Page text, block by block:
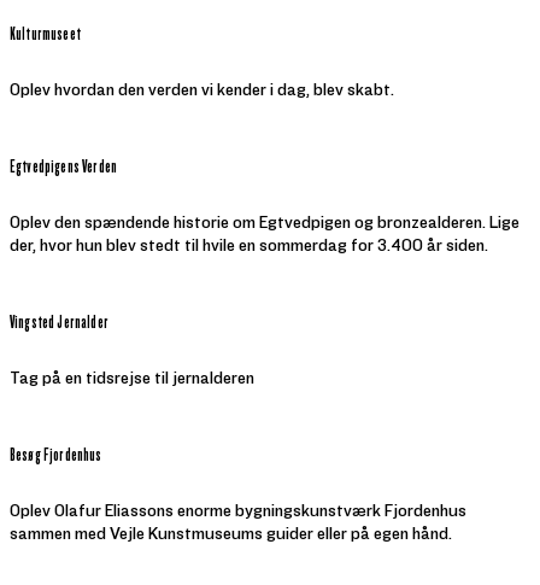
Kulturmuseet
Oplev hvordan den verden vi kender i dag, blev skabt.
Egtvedpigens Verden
Oplev den spændende historie om Egtvedpigen og bronzealderen. Lige
der, hvor hun blev stedt til hvile en sommerdag for 3.400 år siden.
Vingsted Jernalder
Tag på en tidsrejse til jernalderen
Besøg Fjordenhus
Oplev Olafur Eliassons enorme bygningskunstværk Fjordenhus
sammen med Vejle Kunstmuseums guider eller på egen hånd.